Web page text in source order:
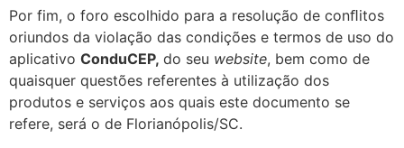
Por fim, o foro escolhido para a resolução de conﬂitos
oriundos da violação das condições e termos de uso do
aplicativo ConduCEP, do seu website, bem como de
quaisquer questões referentes à utilização dos
produtos e serviços aos quais este documento se
refere, será o de Florianópolis/SC.